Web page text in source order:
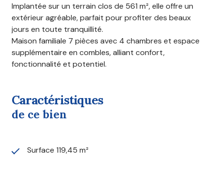
Implantée sur un terrain clos de 561 m², elle offre un
extérieur agréable, parfait pour profiter des beaux
jours en toute tranquillité.
Maison familiale 7 pièces avec 4 chambres et espace
supplémentaire en combles, alliant confort,
fonctionnalité et potentiel.
caractéristiques
de ce bien
Surface 119,45 m²